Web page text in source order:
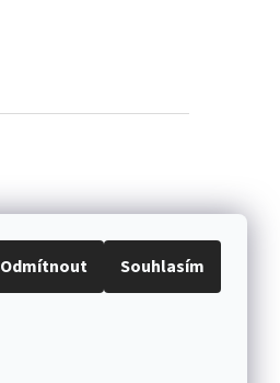
Odmítnout Souhlasím